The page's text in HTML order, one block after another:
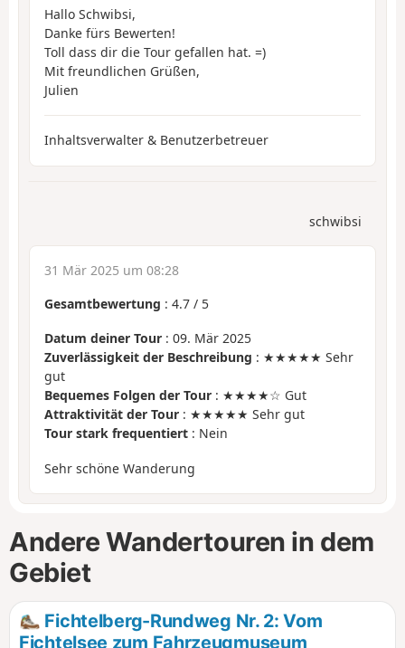
Hallo Schwibsi,
Danke fürs Bewerten!
Toll dass dir die Tour gefallen hat. =)
Mit freundlichen Grüßen,
Julien
Inhaltsverwalter & Benutzerbetreuer
schwibsi
31 Mär 2025 um 08:28
Gesamtbewertung : 4.7 / 5
Datum deiner Tour : 09. Mär 2025
Zuverlässigkeit der Beschreibung : ★★★★★ Sehr
gut
Bequemes Folgen der Tour : ★★★★☆ Gut
Attraktivität der Tour : ★★★★★ Sehr gut
Tour stark frequentiert : Nein
Sehr schöne Wanderung
Andere Wandertouren in dem
Gebiet
Fichtelberg-Rundweg Nr. 2: Vom
Fichtelsee zum Fahrzeugmuseum